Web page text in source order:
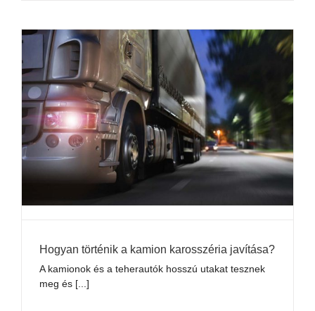
Hogyan történik a kamion karosszéria javítása?
A kamionok és a teherautók hosszú utakat tesznek
meg és [...]